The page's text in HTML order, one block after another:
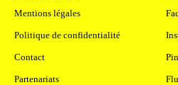
Mentions légales
Politique de confidentialité
Contact
Partenariats